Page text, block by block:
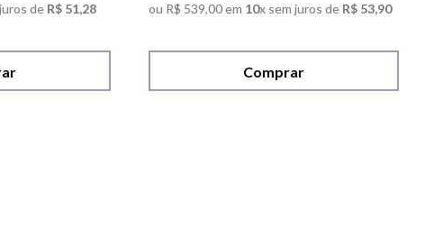
de R$ 51,28 ou R$ 539,00em 10x sem juros de R$ 53,90
Comprar